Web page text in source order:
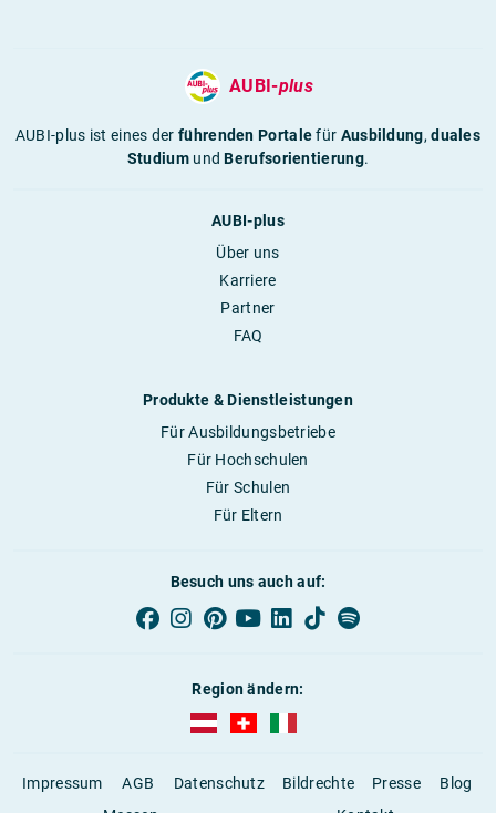
AUBI-plus
AUBI-plus ist eines derführenden Portalefür Ausbildung,duales
StudiumundBerufsorientierung.
AUBI-plus
Über uns
Karriere
Partner
FAQ
Produkte & Dienstleistungen
Für Ausbildungsbetriebe
Für Hochschulen
Für Schulen
Für Eltern
Besuch uns auch auf:
Region ändern:
AUBI-plus Österreich (deutsch)
Impressum AGB Datenschutz Bildrechte Presse
Blog